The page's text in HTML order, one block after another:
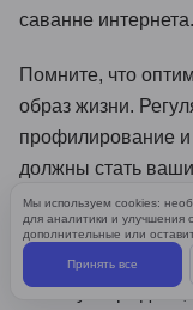
саванне интернета.
Помните, что
образ жизни.
профилирование и
должны стать
бойтесь
и подходами. В
постоянно
языки утверждают,
Мы используем cookies:
для аналитики и улучшения
дополнительные или
Принять все